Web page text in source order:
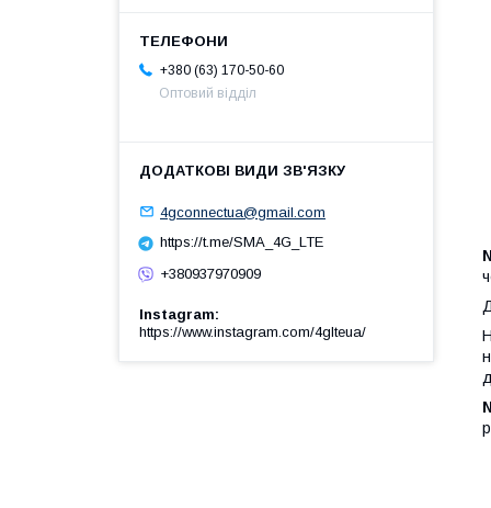
+380 (63) 170-50-60
Оптовий відділ
4gconnectua@gmail.com
https://t.me/SMA_4G_LTE
+380937970909
Instagram
https://www.instagram.com/4glteua/